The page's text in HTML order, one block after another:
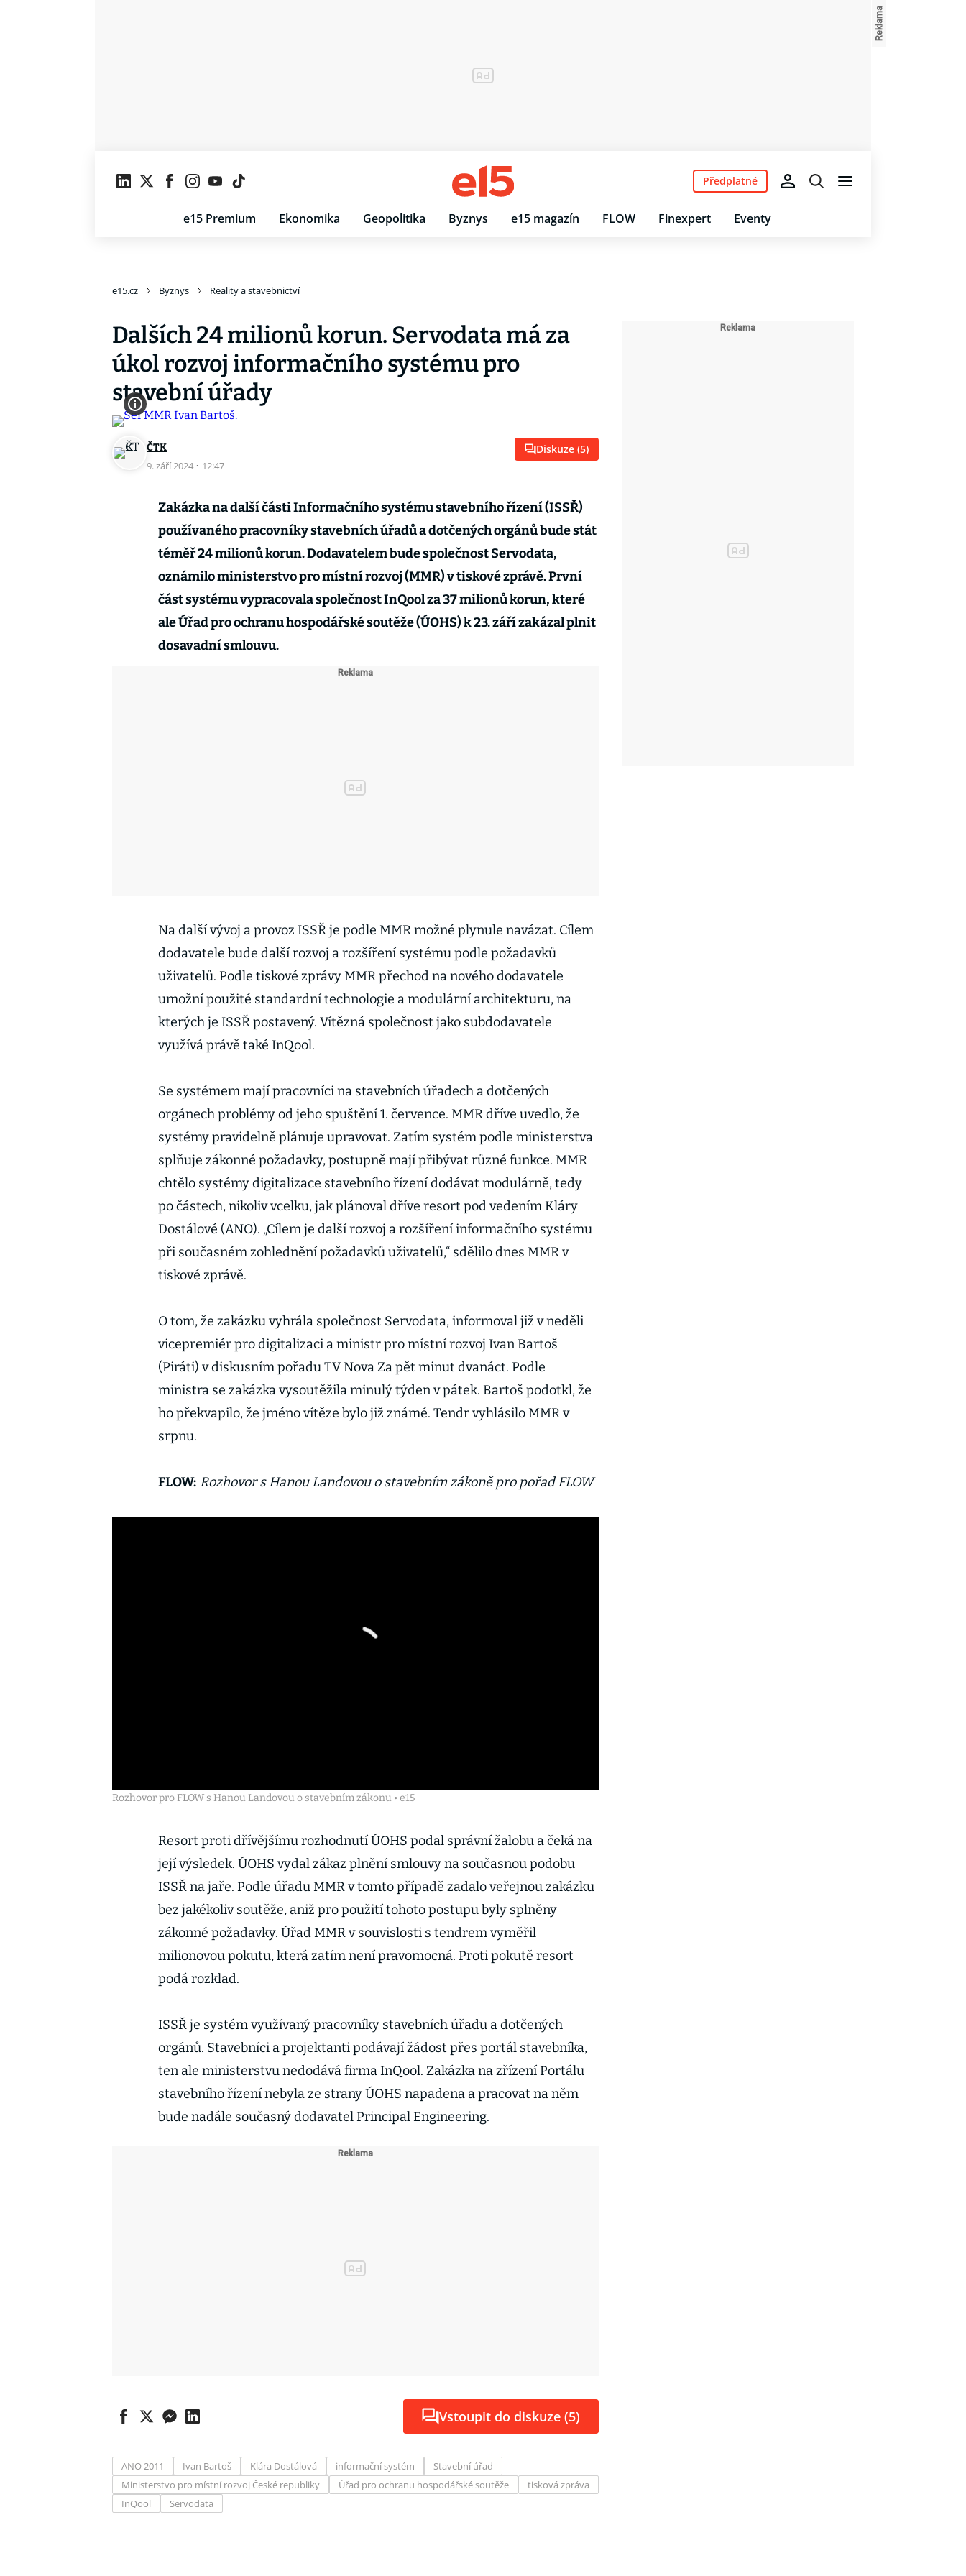
e15 Premium Ekonomika Geopolitika Byznys e15 magazín FLOW Finexpert Eventy
Předplatné
e15.cz Byznys Reality a stavebnictví
Dalších 24 milionů korun. Servodata má za
úkol rozvoj informačního systému pro
stavební úřady
ČTK
9. září 2024 · 12:47
Diskuze (5)
Zakázka na další části Informačního systému stavebního řízení (ISSŘ)
používaného pracovníky stavebních úřadů a dotčených orgánů bude stát
téměř 24 milionů korun. Dodavatelem bude společnost Servodata,
oznámilo ministerstvo pro místní rozvoj (MMR) v tiskové zprávě. První
část systému vypracovala společnost InQool za 37 milionů korun, které
ale Úřad pro ochranu hospodářské soutěže (ÚOHS) k 23. září zakázal plnit
dosavadní smlouvu.
Na další vývoj a provoz ISSŘ je podle MMR možné plynule navázat. Cílem
dodavatele bude další rozvoj a rozšíření systému podle požadavků
uživatelů. Podle tiskové zprávy MMR přechod na nového dodavatele
umožní použité standardní technologie a modulární architekturu, na
kterých je ISSŘ postavený. Vítězná společnost jako subdodavatele
využívá právě také InQool.
Se systémem mají pracovníci na stavebních úřadech a dotčených
orgánech problémy od jeho spuštění 1. července. MMR dříve uvedlo, že
systémy pravidelně plánuje upravovat. Zatím systém podle ministerstva
splňuje zákonné požadavky, postupně mají přibývat různé funkce. MMR
chtělo systémy digitalizace stavebního řízení dodávat modulárně, tedy
po částech, nikoliv vcelku, jak plánoval dříve resort pod vedením Kláry
Dostálové (ANO). „Cílem je další rozvoj a rozšíření informačního systému
při současném zohlednění požadavků uživatelů,“ sdělilo dnes MMR v
tiskové zprávě.
O tom, že zakázku vyhrála společnost Servodata, informoval již v neděli
vicepremiér pro digitalizaci a ministr pro místní rozvoj Ivan Bartoš
(Piráti) v diskusním pořadu TV Nova Za pět minut dvanáct. Podle
ministra se zakázka vysoutěžila minulý týden v pátek. Bartoš podotkl, že
ho překvapilo, že jméno vítěze bylo již známé. Tendr vyhlásilo MMR v
srpnu.
FLOW: Rozhovor s Hanou Landovou o stavebním zákoně pro pořad FLOW
Rozhovor pro FLOW s Hanou Landovou o stavebním zákonu • e15
Resort proti dřívějšímu rozhodnutí ÚOHS podal správní žalobu a čeká na
její výsledek. ÚOHS vydal zákaz plnění smlouvy na současnou podobu
ISSŘ na jaře. Podle úřadu MMR v tomto případě zadalo veřejnou zakázku
bez jakékoliv soutěže, aniž pro použití tohoto postupu byly splněny
zákonné požadavky. Úřad MMR v souvislosti s tendrem vyměřil
milionovou pokutu, která zatím není pravomocná. Proti pokutě resort
podá rozklad.
ISSŘ je systém využívaný pracovníky stavebních úřadu a dotčených
orgánů. Stavebníci a projektanti podávají žádost přes portál stavebníka,
ten ale ministerstvu nedodává firma InQool. Zakázka na zřízení Portálu
stavebního řízení nebyla ze strany ÚOHS napadena a pracovat na něm
bude nadále současný dodavatel Principal Engineering.
Vstoupit do diskuze (5)
ANO 2011 Ivan Bartoš Klára Dostálová informační systém
Stavební úřad
Ministerstvo pro místní rozvoj České republiky
Úřad pro ochranu hospodářské soutěže
tisková zpráva
InQool
Servodata